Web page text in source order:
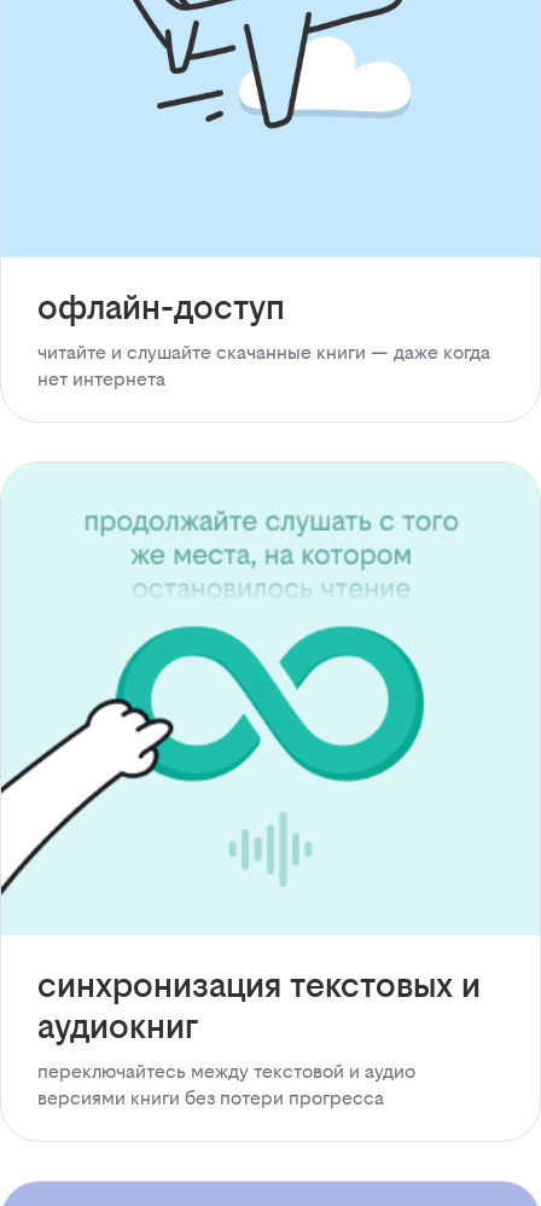
офлайн-доступ
читайте и слушайте скачанные книги — даже когда
нет интернета
синхронизация текстовых и
аудиокниг
переключайтесь между текстовой и аудио
версиями книги без потери прогресса